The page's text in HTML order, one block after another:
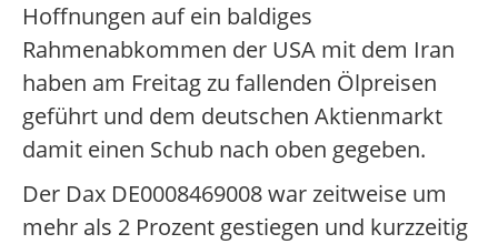
Hoffnungen auf ein baldiges
Rahmenabkommen der USA mit dem Iran
haben am Freitag zu fallenden Ölpreisen
geführt und dem deutschen Aktienmarkt
damit einen Schub nach oben gegeben.
Der Dax DE0008469008 war zeitweise um
mehr als 2 Prozent gestiegen und kurzzeitig